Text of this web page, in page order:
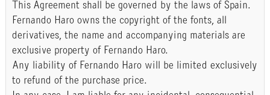
This Agreement shall be governed by the laws of Spain.
Fernando Haro owns the copyright of the fonts, all
derivatives, the name and accompanying materials are
exclusive property of Fernando Haro.
Any liability of Fernando Haro will be limited exclusively
to refund of the purchase price.